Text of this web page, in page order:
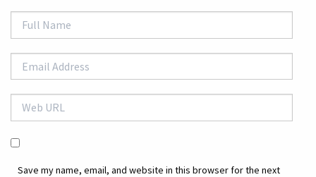
Save my name, email, and website in this browser for the next